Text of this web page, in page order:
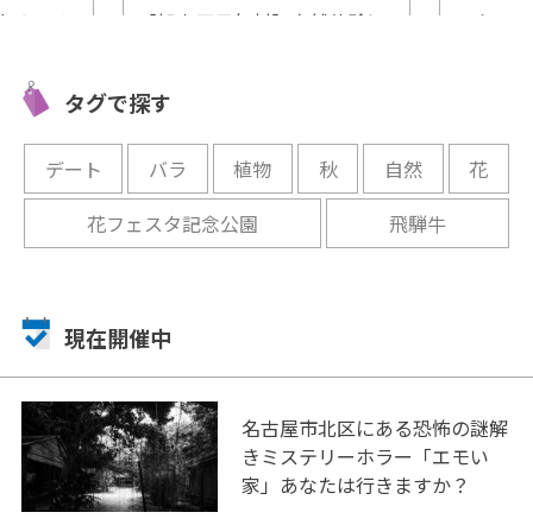
験に
アウトドア、花、スキー！
開催中
タグで探す
デート バラ 植物 秋 自然
花
花フェスタ記念公園
飛騨牛
現在開催中
名古屋市北区にある恐怖の謎解
きミステリーホラー「エモい
家」あなたは行きますか？